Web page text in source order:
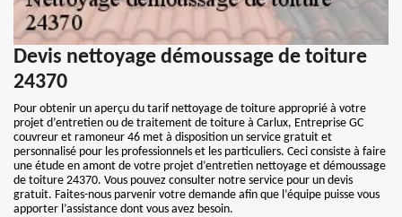
Devis nettoyage démoussage de toiture
24370
Pour obtenir un aperçu du tarif nettoyage de toiture approprié à votre
projet d’entretien ou de traitement de toiture à Carlux, Entreprise GC
couvreur et ramoneur 46 met à disposition un service gratuit et
personnalisé pour les professionnels et les particuliers. Ceci consiste à faire
une étude en amont de votre projet d’entretien nettoyage et démoussage
de toiture 24370. Vous pouvez consulter notre service pour un devis
gratuit. Faites-nous parvenir votre demande afin que l’équipe puisse vous
apporter l’assistance dont vous avez besoin.